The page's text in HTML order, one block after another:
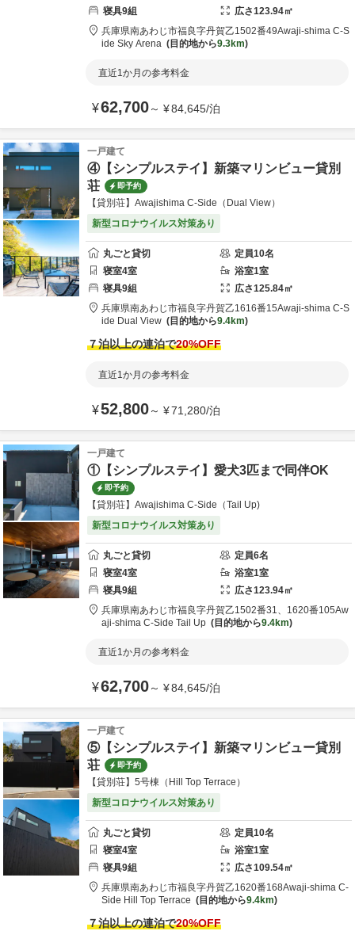
寝具9組 広さ123.94㎡
兵庫県南あわじ市福良字丹賀乙1502番49Awaji-shima C-S
ide Sky Arena
目的地から9.3km
直近1か月の参考料金
¥62,700～ ¥84,645/泊
一戸建て
④【シンプルステイ】新築マリンビュー貸別
荘
即予約
【貸別荘】Awajishima C-Side（Dual View）
新型コロナウイルス対策あり
丸ごと貸切 定員10名
寝室4室 浴室1室
寝具9組 広さ125.84㎡
兵庫県南あわじ市福良字丹賀乙1616番15Awaji-shima C-S
ide Dual View
目的地から9.4km
７泊以上の連泊で20%OFF
直近1か月の参考料金
¥52,800～ ¥71,280/泊
一戸建て
①【シンプルステイ】愛犬3匹まで同伴OK
即予約
【貸別荘】Awajishima C-Side（Tail Up)
新型コロナウイルス対策あり
丸ごと貸切 定員6名
寝室4室 浴室1室
寝具9組 広さ123.94㎡
兵庫県南あわじ市福良字丹賀乙1502番31、1620番105Aw
aji-shima C-Side Tail Up
目的地から9.4km
直近1か月の参考料金
¥62,700～ ¥84,645/泊
一戸建て
⑤【シンプルステイ】新築マリンビュー貸別
荘
即予約
【貸別荘】5号棟（Hill Top Terrace）
新型コロナウイルス対策あり
丸ごと貸切 定員10名
寝室4室 浴室1室
寝具9組 広さ109.54㎡
兵庫県南あわじ市福良字丹賀乙1620番168Awaji-shima C-
Side Hill Top Terrace
目的地から9.4km
７泊以上の連泊で20%OFF